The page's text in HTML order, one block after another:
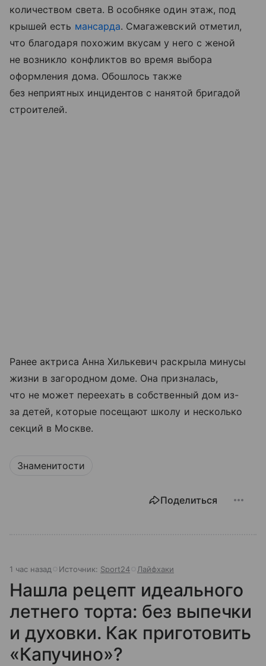
количеством света. В особняке один этаж, под
крышей есть мансарда. Смагажевский отметил,
что благодаря похожим вкусам у него с женой
не возникло конфликтов во время выбора
оформления дома. Обошлось также
без неприятных инцидентов с нанятой бригадой
строителей.
Ранее актриса Анна Хилькевич раскрыла минусы
жизни в загородном доме. Она призналась,
что не может переехать в собственный дом из-
за детей, которые посещают школу и несколько
секций в Москве.
Знаменитости
Поделиться
1 час назад Источник: Sport24 Лайфхаки
Нашла рецепт идеального
летнего торта: без выпечки
и духовки. Как приготовить
«Капучино»?